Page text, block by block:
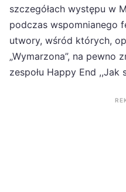
szczegółach występu w
podczas wspomnianego
utwory, wśród których,
„Wymarzona”, na pewno
zespołu Happy End ,,Jak